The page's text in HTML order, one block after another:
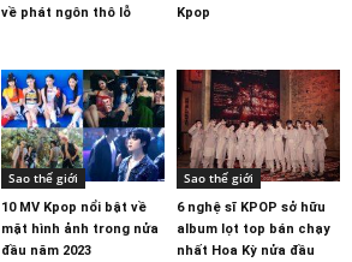
về phát ngôn thô lỗ
Kpop
Sao thế giới
10 MV Kpop nổi bật về
mặt hình ảnh trong nửa
đầu năm 2023
Sao thế giới
6 nghệ sĩ KPOP sở hữu
album lọt top bán chạy
nhất Hoa Kỳ nửa đầu